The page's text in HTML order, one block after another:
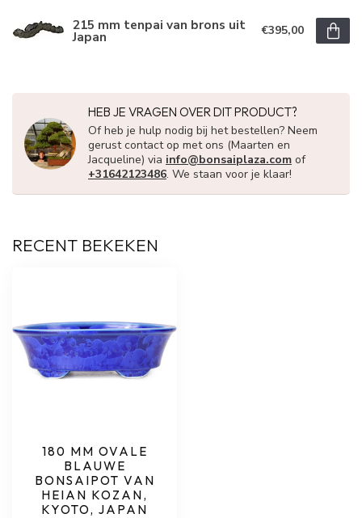
215 mm tenpai van brons uit
Japan €395,00
HEB JE VRAGEN OVER DIT PRODUCT?
Of heb je hulp nodig bij het bestellen? Neem
gerust contact op met ons (Maarten en
Jacqueline) via info@bonsaiplaza.com of
+31642123486. We staan voor je klaar!
RECENT BEKEKEN
180 MM OVALE
BLAUWE
BONSAIPOT VAN
HEIAN KOZAN,
KYOTO, JAPAN